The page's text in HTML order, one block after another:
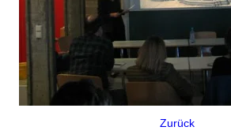
Zurück